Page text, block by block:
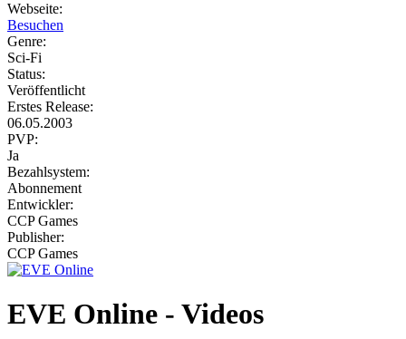
Webseite:
Besuchen
Genre:
Sci-Fi
Status:
Veröffentlicht
Erstes Release:
06.05.2003
PVP:
Ja
Bezahlsystem:
Abonnement
Entwickler:
CCP Games
Publisher:
CCP Games
EVE Online - Videos